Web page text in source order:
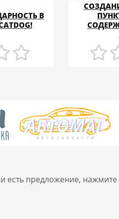
В
есть предложение, нажмите